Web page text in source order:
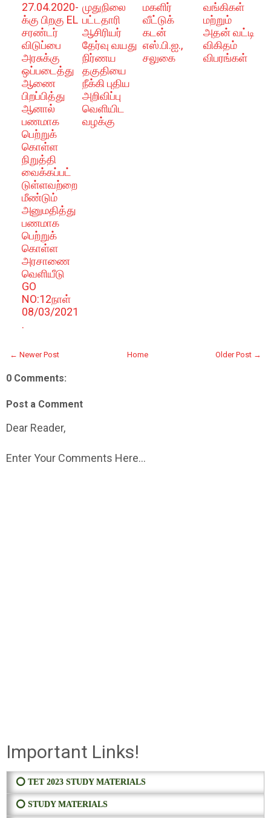
27.04.2020-
க்கு பிறகு EL
சரண்டர்
விடுப்பை
அரசுக்கு
ஒப்படைத்து
ஆணை
பிறப்பித்து
ஆனால்
பணமாக
பெற்றுக்
கொள்ள
நிறுத்தி
வைக்கப்பட்
டுள்ளவற்றை
மீண்டும்
அனுமதித்து
பணமாக
பெற்றுக்
கொள்ள
அரசாணை
வெளியீடு
GO
NO:12நாள்
08/03/2021
.
முதுநிலை
பட்டதாரி
ஆசிரியர்
தேர்வு வயது
நிர்ணய
தகுதியை
நீக்கி புதிய
அறிவிப்பு
வெளியிட
வழக்கு
மகளிர்
வீட்டுக்
கடன்
எஸ்.பி.ஐ.,
சலுகை
வங்கிகள்
மற்றும்
அதன் வட்டி
விகிதம்
விபரங்கள்
← Newer Post Older Post →
Home
0 Comments:
Post a Comment
Dear Reader,
Enter Your Comments Here...
Important Links!
⭕ TET 2023 STUDY MATERIALS
⭕ STUDY MATERIALS